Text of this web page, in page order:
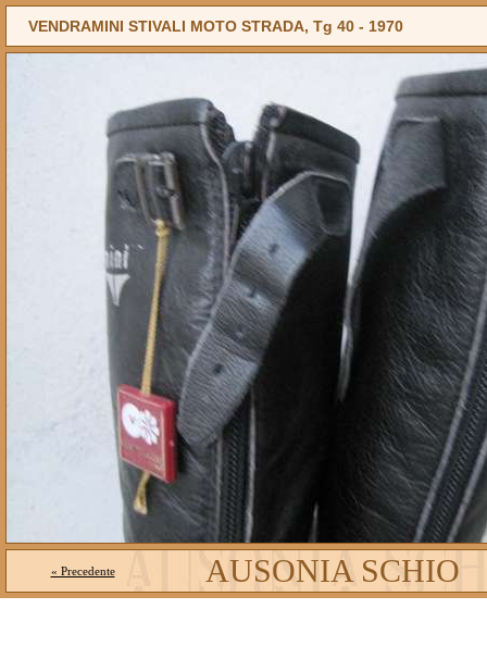
VENDRAMINI STIVALI MOTO STRADA, Tg 40 - 1970
« Precedente AUSONIA SCHIO